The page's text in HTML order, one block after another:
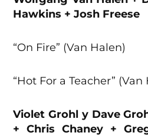
Hawkins + Josh Freese
“On Fire” (Van Halen)
“Hot For a Teacher” (Van
Violet Grohl y Dave
+ Chris Chaney +